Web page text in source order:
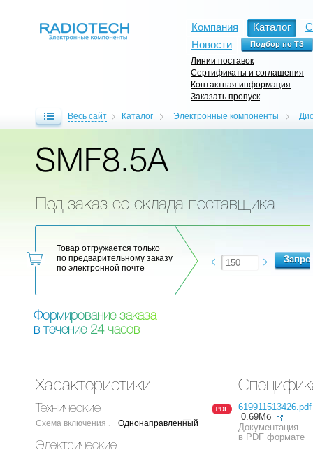
Компания Каталог
Новости
Линии поставок
Сертификаты и соглашения
Контактная информация
Заказать пропуск
Весь сайт Каталог Электронные компоненты
SMF8.5A
Под заказ со склада поставщика
Товар отгружается только
по предварительному заказу
по электронной почте
Формирование заказа
в течение 24 часов
Характеристики
Технические
Схема включения Однонаправленный
Электрические
619911513426.pdf
0.69Мб
Документация
в PDF формате